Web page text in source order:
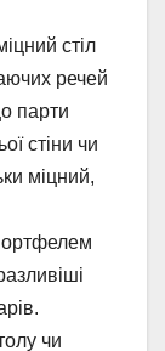
стіл
речей
парти
стіни чи
міцний,
чи